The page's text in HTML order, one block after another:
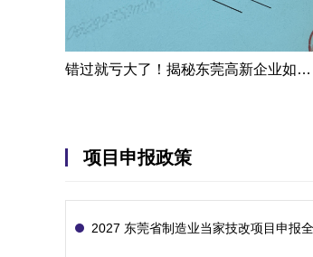
错过就亏大了！揭秘东莞高新企业如何轻松拿下省级技术改造项目300万补贴
项目申报政策